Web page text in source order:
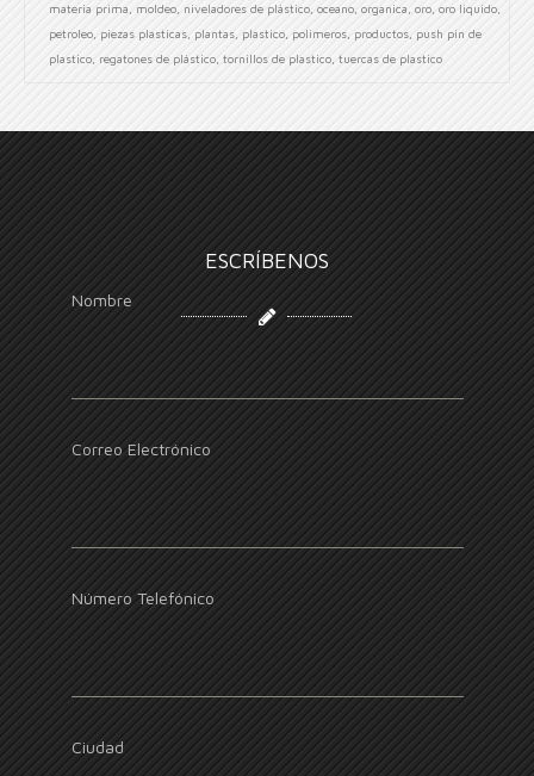
materia prima
moldeo niveladores de plástico oceano organica oro oro liquido
petroleo piezas plasticas plantas plastico polimeros productos push pin de
plastico regatones de plástico tornillos de plastico tuercas de plastico
ESCRÍBENOS
Nombre
Correo Electrónico
Número Telefónico
Ciudad